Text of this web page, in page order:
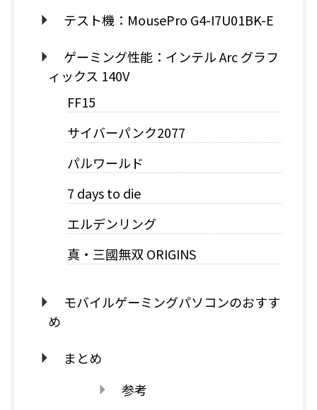
テスト機：MousePro G4-I7U01BK-E
ゲーミング性能：インテル Arc グラフ
ィックス 140V
FF15
サイバーパンク2077
パルワールド
7 days to die
エルデンリング
真・三國無双 ORIGINS
モバイルゲーミングパソコンのおすす
め
まとめ
参考